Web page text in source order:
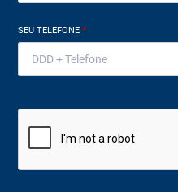
SEU TELEFONE*